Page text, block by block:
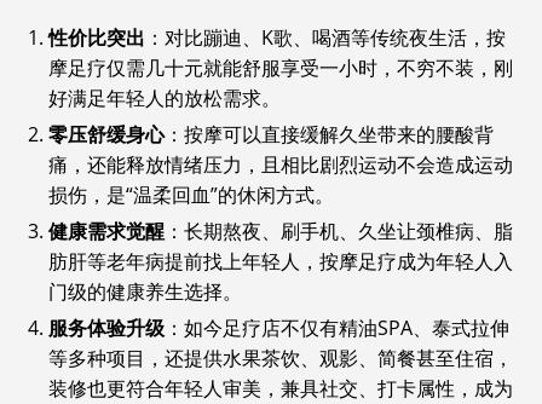
性价比突出 ‌：对比蹦迪、K歌、喝酒等传统夜生活，按
摩足疗仅需几十元就能舒服享受一小时，不穷不装，刚
好满足年轻人的放松需求。
零压舒缓身心‌：按摩可以直接缓解久坐带来的腰酸背
痛，还能释放情绪压力，且相比剧烈运动不会造成运动
损伤，是“温柔回血”的休闲方式。
健康需求觉醒 ‌：长期熬夜、刷手机、久坐让颈椎病、脂
肪肝等老年病提前找上年轻人，按摩足疗成为年轻人入
门级的健康养生选择。
服务体验升级 ‌：如今足疗店不仅有精油SPA、泰式拉伸
等多种项目，还提供水果茶饮、观影、简餐甚至住宿，
装修也更符合年轻人审美，兼具社交、打卡属性，成为